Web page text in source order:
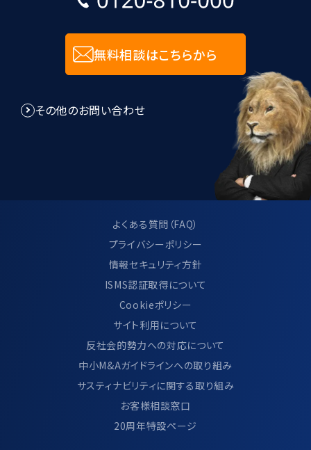
無料相談はこちらから
その他のお問い合わせ
よくある質問（FAQ）
プライバシーポリシー
情報セキュリティ方針
ISMS認証取得について
Cookieポリシー
サイト利用について
反社会的勢力への対応について
中小M&Aガイドラインへの取り組み
サスティナビリティに関する取り組み
お客様相談窓口
20周年特設ページ